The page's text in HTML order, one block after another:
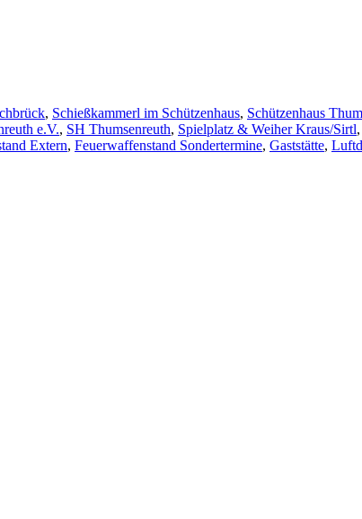
, Schießkammerl im Schützenhaus, Schützenhaus
e.V., SH Thumsenreuth, Spielplatz & Weiher Kraus/Sirtl,
Extern, Feuerwaffenstand Sondertermine, Gaststätte,